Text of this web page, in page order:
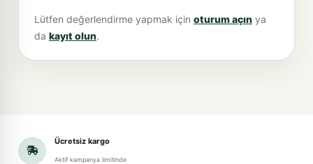
Lütfen değerlendirme yapmak için oturum açın ya
da kayıt olun.
Ücretsiz kargo
Aktif kampanya limitinde